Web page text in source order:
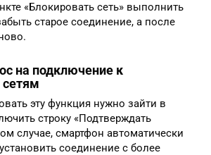
«Блокировать сеть» выполнить
старое соединение, а после
на подключение к
эту функция нужно зайти в
строку «Подтверждать
случае, смартфон автоматически
соединение с более